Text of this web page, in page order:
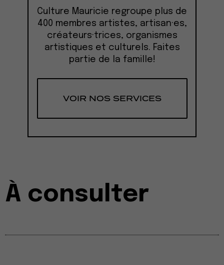
Culture Mauricie regroupe plus de
400 membres artistes, artisan·es,
créateurs·trices, organismes
artistiques et culturels. Faites
partie de la famille!
VOIR NOS SERVICES
À consulter